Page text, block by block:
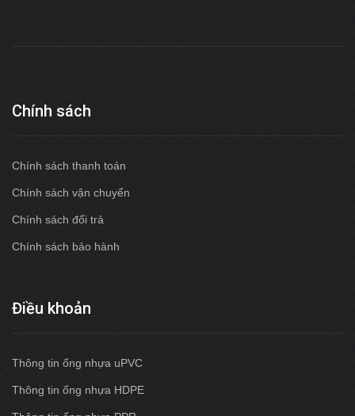
Chính sách
Chính sách thanh toán
Chính sách vận chuyển
Chính sách đổi trả
Chính sách bảo hành
Điều khoản
Thông tin ống nhựa uPVC
Thông tin ống nhựa HDPE